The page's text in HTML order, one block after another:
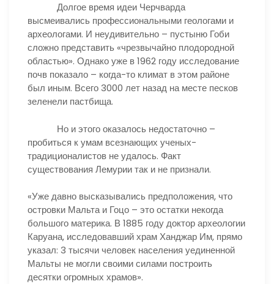
Долгое время идеи Черчварда
высмеивались профессиональными геологами и
археологами. И неудивительно – пустыню Гоби
сложно представить «чрезвычайно плодородной
областью». Однако уже в 1962 году исследование
почв показало – когда-то климат в этом районе
был иным. Всего 3000 лет назад на месте песков
зеленели пастбища.
Но и этого оказалось недостаточно –
пробиться к умам всезнающих ученых-
традиционалистов не удалось. Факт
существования Лемурии так и не признали.
«Уже давно высказывались предположения, что
островки Мальта и Гоцо – это остатки некогда
большого материка. В 1885 году доктор археологии
Каруана, исследовавший храм Ханджар Им, прямо
указал: 3 тысячи человек населения уединенной
Мальты не могли своими силами построить
десятки огромных храмов».